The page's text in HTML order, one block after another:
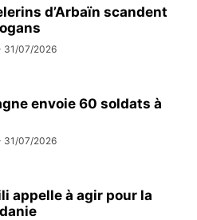
d’Arbaïn scandent
31/07/2026
envoie 60 soldats à
31/07/2026
appelle à agir pour la